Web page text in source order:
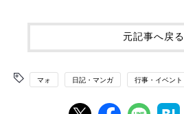
元記事へ戻る
マォ 日記・マンガ 行事・イベント